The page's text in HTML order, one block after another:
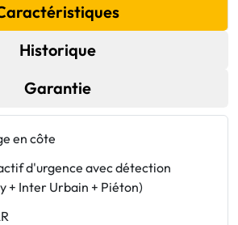
Historique
Garantie
en côte
d'urgence avec détection
+ Inter Urbain + Piéton)